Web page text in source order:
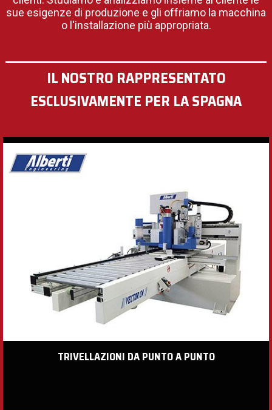
sue esigenze di produzione e gli offriamo la macchina
o l'installazione più appropriata.
IL NOSTRO RAPPRESENTATO
ESCLUSIVAMENTE PER LA SPAGNA
TRIVELLAZIONI DA PUNTO A PUNTO